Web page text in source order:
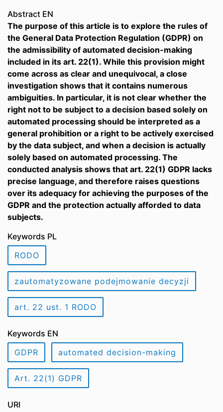
Abstract EN
The purpose of this article is to explore the rules of
the General Data Protection Regulation (GDPR) on
the admissibility of automated decision-making
included in its art. 22(1). While this provision might
come across as clear and unequivocal, a close
investigation shows that it contains numerous
ambiguities. In particular, it is not clear whether the
right not to be subject to a decision based solely on
automated processing should be interpreted as a
general prohibition or a right to be actively exercised
by the data subject, and when a decision is actually
solely based on automated processing. The
conducted analysis shows that art. 22(1) GDPR lacks
precise language, and therefore raises questions
over its adequacy for achieving the purposes of the
GDPR and the protection actually afforded to data
subjects.
Keywords PL
RODO
zautomatyzowane podejmowanie decyzji
art. 22 ust. 1 RODO
Keywords EN
GDPR
automated decision-making
Art. 22(1) GDPR
URI